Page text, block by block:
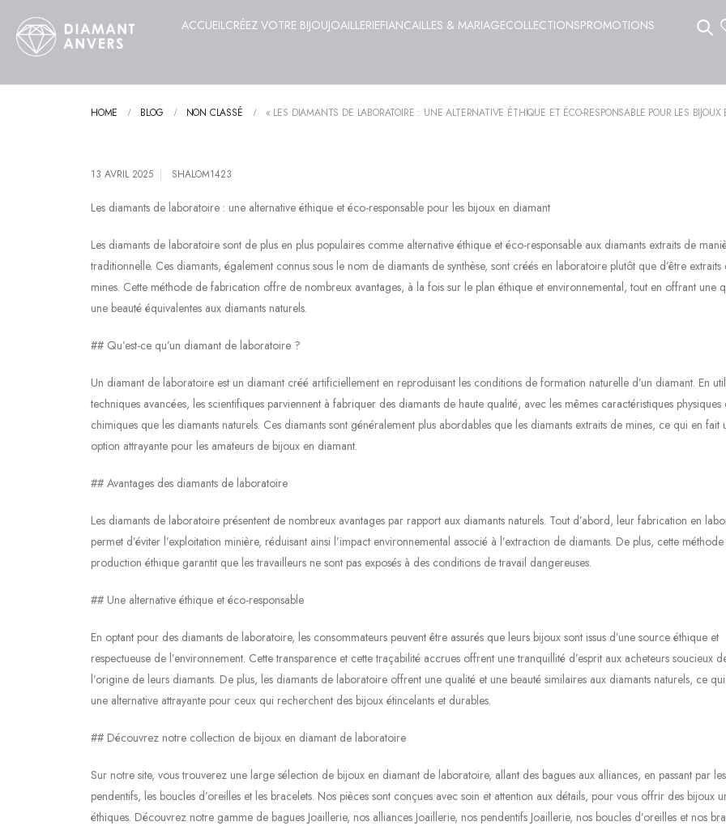
ACCUEILCRÉEZ VOTRE BIJOUJOAILLERIEFIANCAILLES & MARIAGECOLLECTIONSPROMOTIONS
HOME BLOG NON CLASSÉ « LES DIAMANTS DE LABORATOIRE : UNE ALTERNATIVE ÉTHIQUE ET ÉCO-RESPONSABLE POUR LES
13 AVRIL 2025 SHALOM1423
Les diamants de laboratoire : une alternative éthique et éco-responsable pour les bijoux en diamant
Les diamants de laboratoire sont de plus en plus populaires comme alternative éthique et éco-responsable aux diamants extraits de
traditionnelle. Ces diamants, également connus sous le nom de diamants de synthèse, sont créés en laboratoire plutôt que d’être extraits
mines. Cette méthode de fabrication offre de nombreux avantages, à la fois sur le plan éthique et environnemental, tout en offrant une
une beauté équivalentes aux diamants naturels.
## Qu’est-ce qu’un diamant de laboratoire ?
Un diamant de laboratoire est un diamant créé artificiellement en reproduisant les conditions de formation naturelle d’un diamant. En
techniques avancées, les scientifiques parviennent à fabriquer des diamants de haute qualité, avec les mêmes caractéristiques physiques
chimiques que les diamants naturels. Ces diamants sont généralement plus abordables que les diamants extraits de mines, ce qui en fait
option attrayante pour les amateurs de bijoux en diamant.
## Avantages des diamants de laboratoire
Les diamants de laboratoire présentent de nombreux avantages par rapport aux diamants naturels. Tout d’abord, leur fabrication en
permet d’éviter l’exploitation minière, réduisant ainsi l’impact environnemental associé à l’extraction de diamants. De plus, cette
production éthique garantit que les travailleurs ne sont pas exposés à des conditions de travail dangereuses.
## Une alternative éthique et éco-responsable
En optant pour des diamants de laboratoire, les consommateurs peuvent être assurés que leurs bijoux sont issus d’une source éthique et
respectueuse de l’environnement. Cette transparence et cette traçabilité accrues offrent une tranquillité d’esprit aux acheteurs soucieux
l’origine de leurs diamants. De plus, les diamants de laboratoire offrent une qualité et une beauté similaires aux diamants naturels, ce
une alternative attrayante pour ceux qui recherchent des bijoux étincelants et durables.
## Découvrez notre collection de bijoux en diamant de laboratoire
Sur notre site, vous trouverez une large sélection de bijoux en diamant de laboratoire, allant des bagues aux alliances, en passant par les
pendentifs, les boucles d’oreilles et les bracelets. Nos pièces sont conçues avec soin et attention aux détails, pour vous offrir des bijoux
éthiques. Découvrez notre gamme de bagues Joaillerie, nos alliances Joaillerie, nos pendentifs Joaillerie, nos boucles d’oreilles et nos